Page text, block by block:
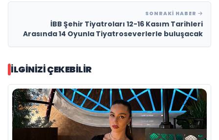
SONRAKI HABER
İBB Şehir Tiyatroları 12-16 Kasım Tarihleri
Arasında 14 Oyunla Tiyatroseverlerle buluşacak
İLGINIZI ÇEKEBILIR